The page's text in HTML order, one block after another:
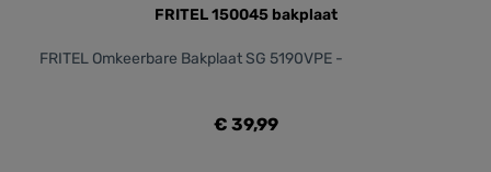
NeeVaatwasbestendige onderdelen: Ja
FRITEL 150045 bakplaat
FRITEL Omkeerbare Bakplaat SG 5190VPE -
€ 39,99